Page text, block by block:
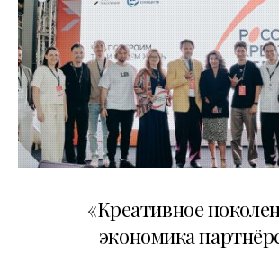
«Креативное
экономика